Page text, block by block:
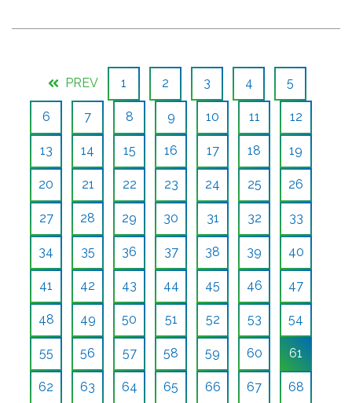
PREV 1 2 3 4 5
6 7 8 9 10 11 12
13 14 15 16 17 18 19
20 21 22 23 24 25 26
27 28 29 30 31 32 33
34 35 36 37 38 39 40
41 42 43 44 45 46 47
48 49 50 51 52 53 54
55 56 57 58 59 60 61
62 63 64 65 66 67 68